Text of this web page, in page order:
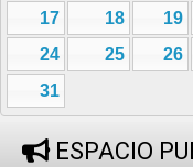
17
18 19
24
25 26
31
ESPACIO